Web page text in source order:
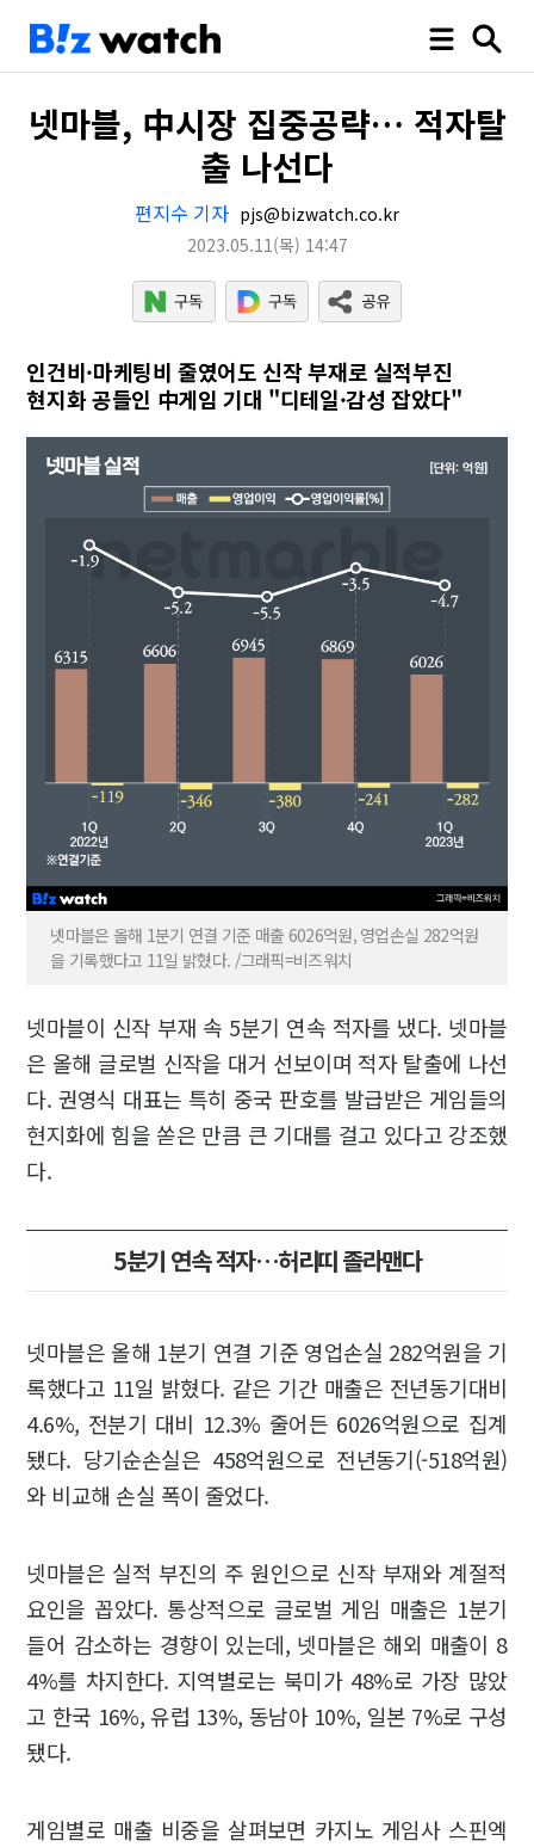
넷마블, 中시장 집중공략… 적자탈
출 나선다
편지수 기자 pjs@bizwatch.co.kr
2023.05.11(목) 14:47
인건비·마케팅비 줄였어도 신작 부재로 실적부진
현지화 공들인 中게임 기대 "디테일·감성 잡았다"
넷마블은 올해 1분기 연결 기준 매출 6026억원, 영업손실 282억원
을 기록했다고 11일 밝혔다. /그래픽=비즈워치
넷마블이 신작 부재 속 5분기 연속 적자를 냈다. 넷마블
은 올해 글로벌 신작을 대거 선보이며 적자 탈출에 나선
다. 권영식 대표는 특히 중국 판호를 발급받은 게임들의
현지화에 힘을 쏟은 만큼 큰 기대를 걸고 있다고 강조했
다.
5분기 연속 적자…허리띠 졸라맨다
넷마블은 올해 1분기 연결 기준 영업손실 282억원을 기
록했다고 11일 밝혔다. 같은 기간 매출은 전년동기대비
4.6%, 전분기 대비 12.3% 줄어든 6026억원으로 집계
됐다. 당기순손실은 458억원으로 전년동기(-518억원)
와 비교해 손실 폭이 줄었다.
넷마블은 실적 부진의 주 원인으로 신작 부재와 계절적
요인을 꼽았다. 통상적으로 글로벌 게임 매출은 1분기
들어 감소하는 경향이 있는데, 넷마블은 해외 매출이 8
4%를 차지한다. 지역별로는 북미가 48%로 가장 많았
고 한국 16%, 유럽 13%, 동남아 10%, 일본 7%로 구성
됐다.
게임별로 매출 비중을 살펴보면 카지노 게임사 스핀엑